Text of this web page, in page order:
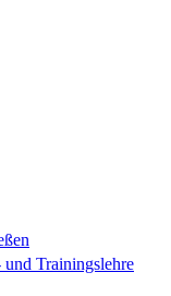
Trainingslehre